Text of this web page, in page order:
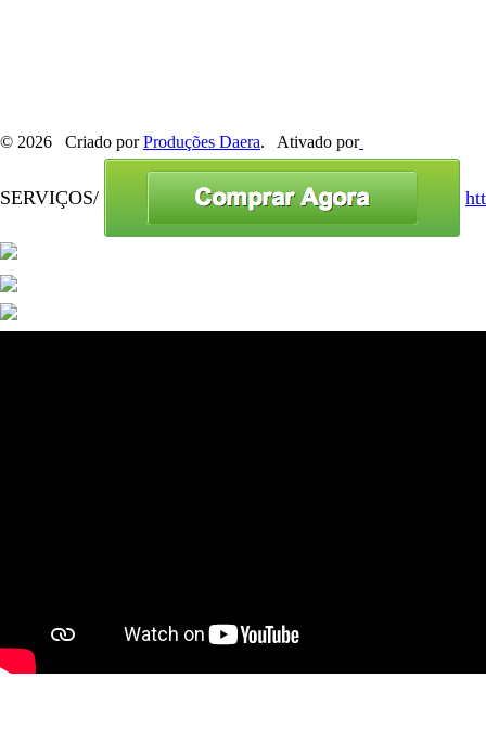
© 2026 Criado porProduções Daera. Ativado por
SERVIÇOS/